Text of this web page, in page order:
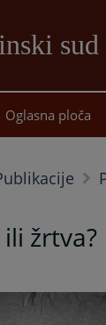
Oglasna ploča
žrtva?